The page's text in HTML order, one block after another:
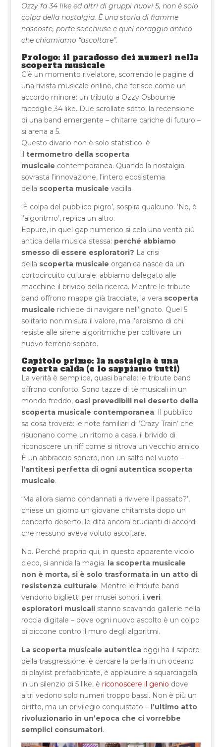
Ozzy fa 34 like ed altri di gruppi nuovi 5, non è solo
colpa della nostalgia. È una storia di fiamme
nascoste, porte socchiuse e quel coraggio antico
che chiamiamo “ascoltare”.
Prologo: il paradosso dei numeri nella
scoperta musicale
C’è un momento rivelatore, scorrendo le pagine di
una rivista musicale online, che ferisce come un
accordo minore: un tributo a Ozzy Osbourne
raccoglie 34 like. Due scrollate sotto, la recensione
di una band emergente – chitarre cariche di futuro –
si arena a 5.
Questo divario non è solo statistico: è
il termometro della scoperta
musicale contemporanea. Quando la nostalgia
sovrasta l’innovazione, l’intero ecosistema
della scoperta musicale vacilla.
‘È colpa del pubblico pigro’, sospira qualcuno. ‘No, è
l’algoritmo’, replica un altro.
Eppure, in quel gap numerico si cela una verità più
antica della musica stessa: perché abbiamo
smesso di essere esploratori? La crisi
della scoperta musicale organica nasce da un
cortocircuito culturale: abbiamo delegato alle
macchine il brivido della ricerca. Mentre le tribute
band offrono mappe già tracciate, la vera scoperta
musicale richiede di navigare nell’ignoto. Quel 5
solitario non misura il valore, ma l’eroismo di chi
resiste alle sirene algoritmiche per coltivare un
nuovo terreno sonoro.
Capitolo primo: la nostalgia è una
coperta calda (e lo sappiamo tutti)
La verità è semplice, quasi banale: le tribute band
offrono conforto. Sono tazze di tè musicali in un
mondo freddo, oasi prevedibili nel deserto della
scoperta musicale contemporanea. Il pubblico
sa cosa troverà: le note familiari di ‘Crazy Train’ che
risuonano come un ritorno a casa, il brivido di
riconoscere un riff come si ritrova un vecchio amico.
È un abbraccio sonoro, non un salto nel vuoto –
l’antitesi perfetta di ogni autentica scoperta
musicale.
‘Ma allora siamo condannati a rivivere il passato?’,
chiese un giorno un giovane chitarrista dopo un
concerto deserto, le dita ancora brucianti di accordi
che nessuno aveva voluto ascoltare.
No. Perché proprio qui, in questo apparente vicolo
cieco, si annida la magia: la scoperta musicale
non è morta, si è solo trasformata in un atto di
resistenza culturale. Mentre le tribute band
vendono biglietti per musei sonori, i veri
esploratori musicalistanno scavando gallerie nella
roccia digitale – dove ogni nuovo ascolto è un colpo
di piccone contro il muro degli algoritmi.
La scoperta musicale autenticaoggi ha il sapore
della trasgressione: è cercare la perla in un oceano
di playlist prefabbricate, è applaudire a squarciagola
in un silenzio di 5 like, è riconoscere il genio dove
altri vedono solo numeri troppo bassi. Non è più un
diritto, ma un privilegio conquistato – l’ultimo atto
rivoluzionario in un’epoca che ci vorrebbe
semplici consumatori.